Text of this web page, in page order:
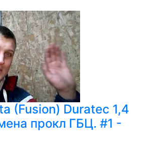
(Fusion) Duratес 1,4
прокл ГБЦ. #1 -